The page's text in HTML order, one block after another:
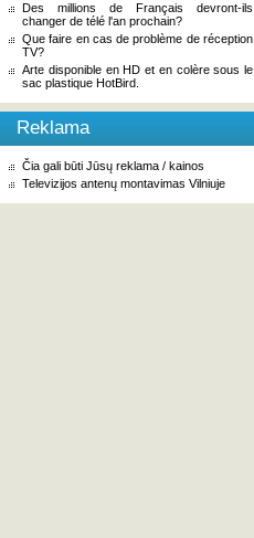
Des millions de Français devront-ils
changer de télé l'an prochain?
Que faire en cas de problème de réception
TV?
Arte disponible en HD et en colère sous le
sac plastique HotBird.
Reklama
Čia gali būti Jūsų reklama / kainos
Televizijos antenų montavimas Vilniuje